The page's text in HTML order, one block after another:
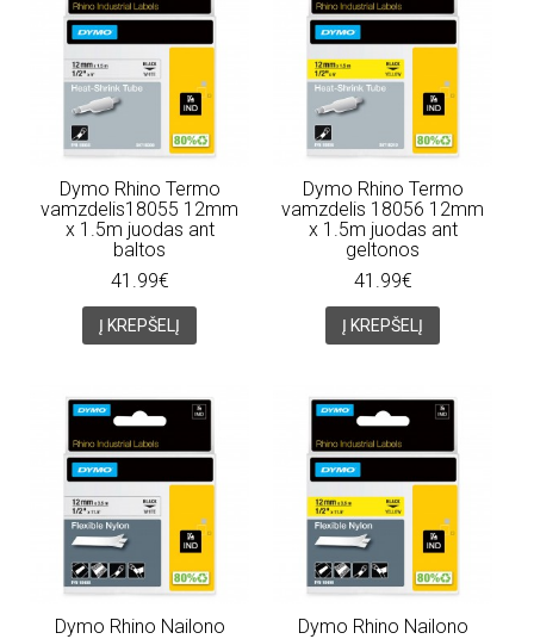
Dymo Rhino Termo
vamzdelis18055 12mm
x 1.5m juodas ant
baltos
41.99€
Į KREPŠELĮ
Dymo Rhino Termo
vamzdelis 18056 12mm
x 1.5m juodas ant
geltonos
41.99€
Į KREPŠELĮ
Dymo Rhino Nailono
Dymo Rhino Nailono